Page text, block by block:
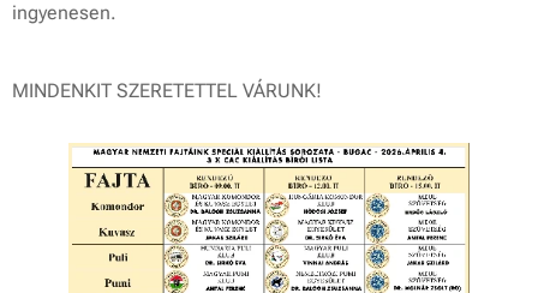
ingyenesen.
MINDENKIT SZERETETTEL VÁRUNK!